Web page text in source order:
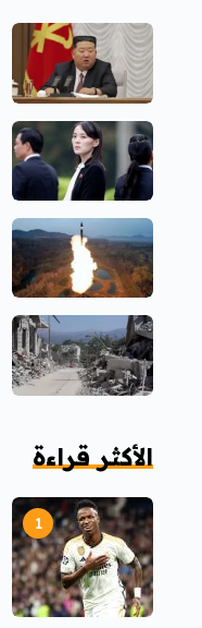
الأكثر قراءة